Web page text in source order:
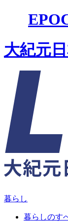
大紀元
暮らし
暮らしのす